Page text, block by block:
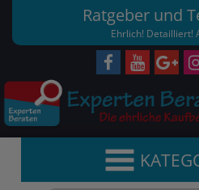
Ratgeber und
Ehrlich! Detailliert!